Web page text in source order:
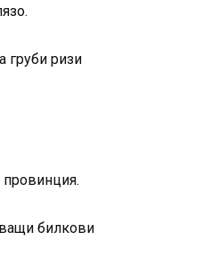
груби ризи
провинция.
билкови